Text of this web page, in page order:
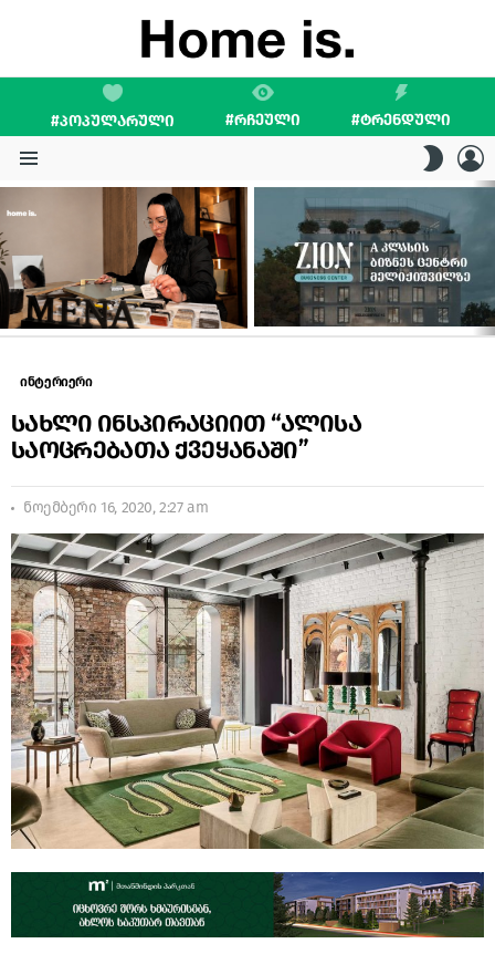
#ᲞᲝᲞᲣᲚᲐᲠᲣᲚᲘ #ᲠᲩᲔᲣᲚᲘ #ᲢᲠᲔᲜᲓᲣᲚᲘ
SKIN
STORIES
ინტერიერი
სახლი ინსპირაციით “ალისა
საოცრებათა ქვეყანაში”
ნოემბერი 16, 2020, 2:27 am